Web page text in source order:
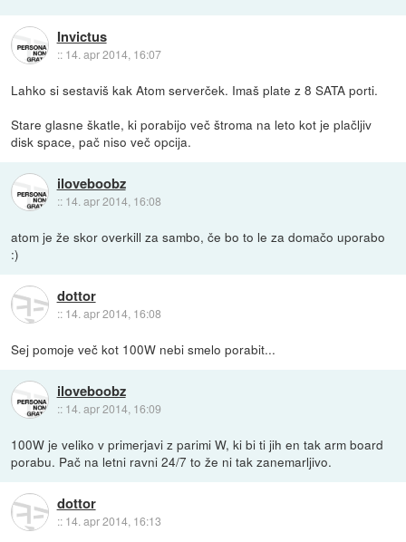
Invictus
:: 14. apr 2014, 16:07
Lahko si sestaviš kak Atom serverček. Imaš plate z 8 SATA porti.
Stare glasne škatle, ki porabijo več štroma na leto kot je plačljiv
disk space, pač niso več opcija.
iloveboobz
:: 14. apr 2014, 16:08
atom je že skor overkill za sambo, če bo to le za domačo uporabo
:)
dottor
:: 14. apr 2014, 16:08
Sej pomoje več kot 100W nebi smelo porabit...
iloveboobz
:: 14. apr 2014, 16:09
100W je veliko v primerjavi z parimi W, ki bi ti jih en tak arm board
porabu. Pač na letni ravni 24/7 to že ni tak zanemarljivo.
dottor
:: 14. apr 2014, 16:13